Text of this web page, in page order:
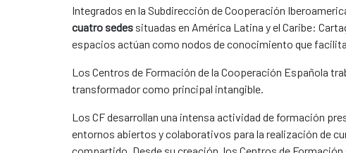
Integrados en la Subdirección de Cooperación
cuatro sedes situadas en América Latina y el Caribe:
espacios actúan como nodos de conocimiento que
Los Centros de Formación de la Cooperación Española
transformador como principal intangible.
Los CF desarrollan una intensa actividad de formación
entornos abiertos y colaborativos para la realización de